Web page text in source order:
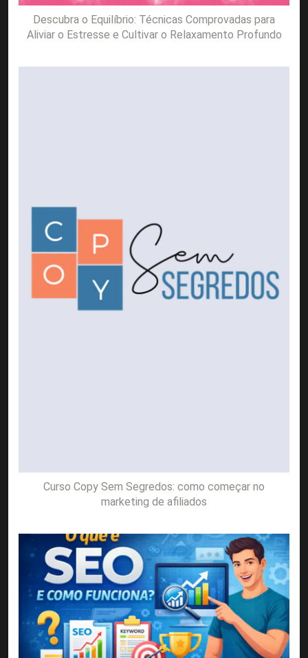
Descubra o Equilíbrio: Técnicas Comprovadas para
Aliviar o Estresse e Cultivar o Relaxamento Profundo
Curso Copy Sem Segredos: como começar no
marketing de afiliados